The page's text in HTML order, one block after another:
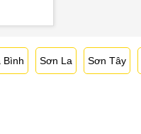
Bình Sơn La Sơn Tây